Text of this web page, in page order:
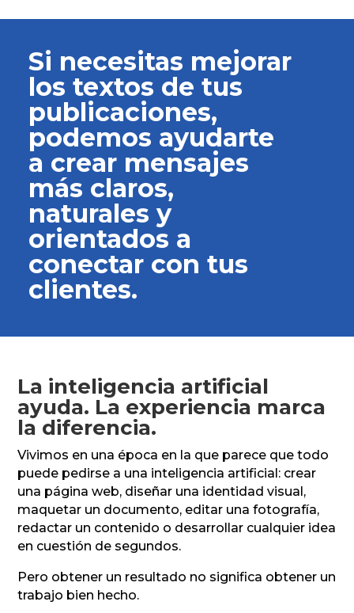
Si necesitas mejorar
los textos de tus
publicaciones,
podemos ayudarte
a crear mensajes
más claros,
naturales y
orientados a
conectar con tus
clientes.
La inteligencia artificial
ayuda. La experiencia marca
la diferencia.
Vivimos en una época en la que parece que todo
puede pedirse a una inteligencia artificial: crear
una página web, diseñar una identidad visual,
maquetar un documento, editar una fotografía,
redactar un contenido o desarrollar cualquier idea
en cuestión de segundos.
Pero obtener un resultado no significa obtener un
trabajo bien hecho.